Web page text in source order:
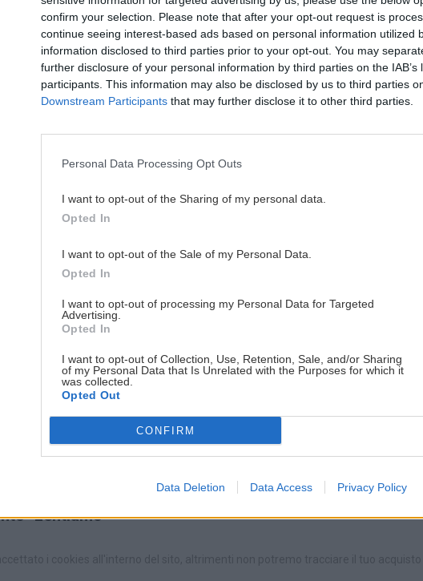
confirm your selection. Please note that after your opt-out request is
continue seeing interest-based ads based on personal information utilized
information disclosed to third parties prior to your opt-out. You may
further disclosure of your personal information by third parties on the IAB’s
participants. This information may also be disclosed by us to third parties
Downstream Participants that may further disclose it to other third parties.
Personal Data Processing Opt Outs
I want to opt-out of the Sharing of my personal data.
Opted In
I want to opt-out of the Sale of my Personal Data.
Opted In
I want to opt-out of processing my Personal Data for Targeted
Advertising.
Opted In
I want to opt-out of Collection, Use, Retention, Sale, and/or Sharing
of my Personal Data that Is Unrelated with the Purposes for which it
was collected.
Opted Out
CONFIRM
Data Deletion Data Access Privacy Policy
a contatto giornaliere, mensili e per visione notturna, soluzioni per la cura e l'igiene
da sole con lenti su misura. Con unavasta selezione di prodotti disponibili,
di utenti, dai principianti agli esperti di lenti a contatto, offrendo prodotti di alta
come Acuvue, Dailies, Biofinity, Air Optix e molti altri.
vantaggi per i clienti. In primo luogo, la comodità e la praticità di ordinare i
in modo veloce e sicuro. I prodotti sonoconsegnati direttamente a casadel
Lentiamo è disponibile via telefono, email e chat online per rispondere a domande,
promozioni e sconti da negozi online in tutta italia e nel mondo, entra
iscritto, accedi adesso al tuo account!
il form e ottenere il tuo cashback.
Melascrivi Cashback. Da qui potrai verificare lo sconto che ti è stato
e ottenere il tuo cashback.
"Lentiamo"